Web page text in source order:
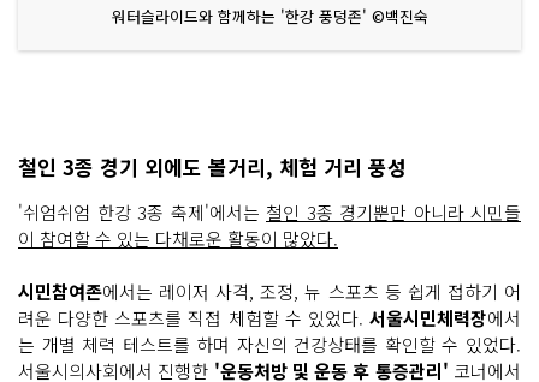
워터슬라이드와 함께하는 '한강 풍덩존' ©백진숙
철인 3종 경기 외에도 볼거리, 체험 거리 풍성
'쉬엄쉬엄 한강 3종 축제'에서는 철인 3종 경기뿐만 아니라 시민들
이 참여할 수 있는 다채로운 활동이 많았다.
시민참여존에서는 레이저 사격, 조정, 뉴 스포츠 등 쉽게 접하기 어
려운 다양한 스포츠를 직접 체험할 수 있었다. 서울시민체력장에서
는 개별 체력 테스트를 하며 자신의 건강상태를 확인할 수 있었다.
서울시의사회에서 진행한 '운동처방 및 운동 후 통증관리' 코너에서